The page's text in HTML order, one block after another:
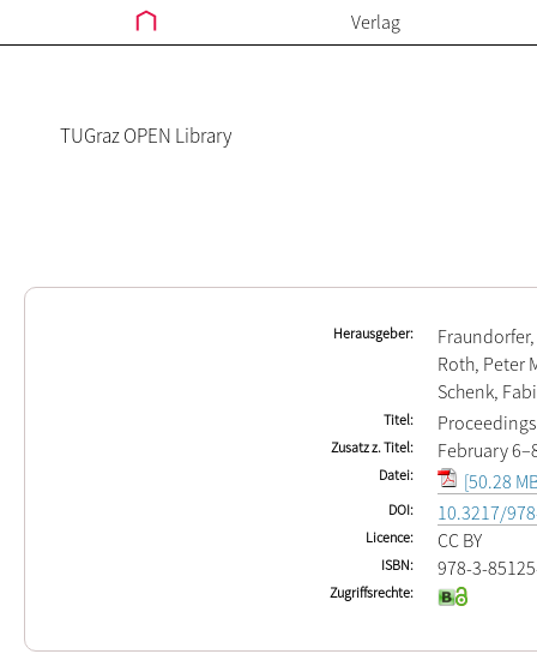
Verlag
TUGraz OPEN Library
Herausgeber
Roth, Peter
Schenk,
Titel
Zusatz z. Titel February
Datei [50.28
DOI 10.3217/
Licence CC BY
ISBN 978-3-
Zugriffsrechte